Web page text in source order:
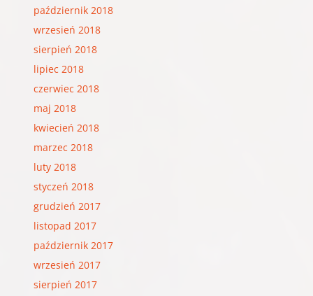
październik 2018
wrzesień 2018
sierpień 2018
lipiec 2018
czerwiec 2018
maj 2018
kwiecień 2018
marzec 2018
luty 2018
styczeń 2018
grudzień 2017
listopad 2017
październik 2017
wrzesień 2017
sierpień 2017